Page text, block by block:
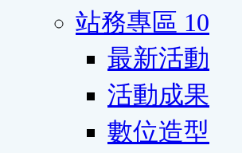
站務專區 10
最新活動
活動成果
數位造型